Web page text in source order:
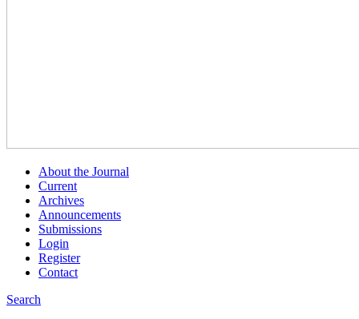
About the Journal
Current
Archives
Announcements
Submissions
Login
Register
Contact
Search